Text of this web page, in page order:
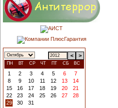
< >
ПН ВТ СР ЧТ ПТ СБ ВС
1 2 3 4 5 6
7
8
9 10 11 12 13
14
15
16 17 18 19 20
21
22
23 24 25 26 27
28
29
30 31